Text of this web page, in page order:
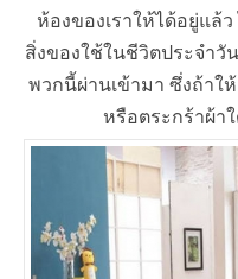
ห้องของเราให้ได้อยู่แล้
สิ่งของใช้ในชีวิตประจำวั
พวกนี้ผ่านเข้ามา ซึ่งถ้าใ
หรือตระกร้าผ้า